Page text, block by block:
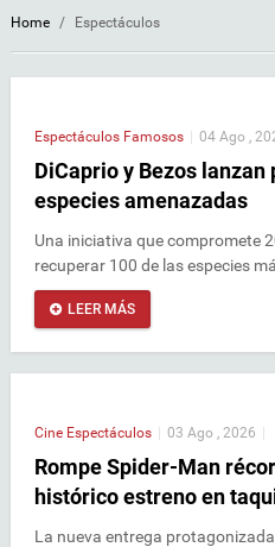
Home / Espectáculos
Espectáculos Famosos 04 Ago ,
DiCaprio y Bezos
especies amenazadas
Una iniciativa que compromete
recuperar 100 de las especies
LEER MÁS
Cine Espectáculos 03 Ago , 2026
Rompe Spider-Man
histórico estreno en
La nueva entrega